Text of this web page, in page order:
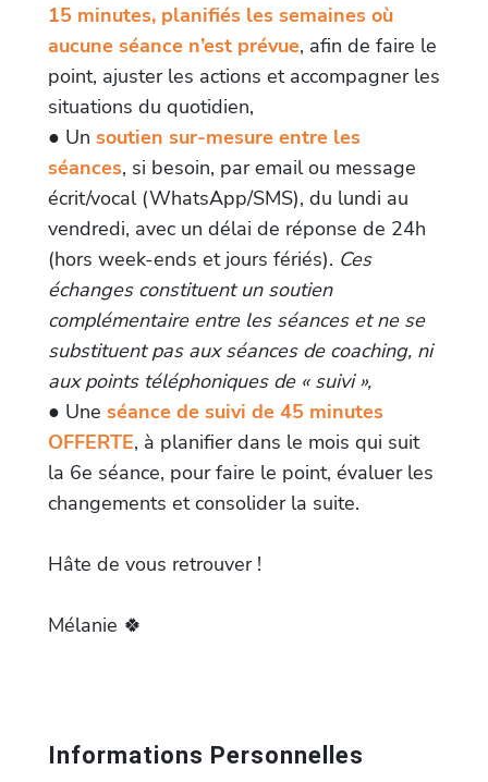
15 minutes, planifiés les semaines où
aucune séance n’est prévue, afin de faire le
point, ajuster les actions et accompagner les
situations du quotidien,
● Un soutien sur-mesure entre les
séances, si besoin, par email ou message
écrit/vocal (WhatsApp/SMS), du lundi au
vendredi, avec un délai de réponse de 24h
(hors week-ends et jours fériés). Ces
échanges constituent un soutien
complémentaire entre les séances et ne se
substituent pas aux séances de coaching, ni
aux points téléphoniques de « suivi »,
● Une séance de suivi de 45 minutes
OFFERTE, à planifier dans le mois qui suit
la 6e séance, pour faire le point, évaluer les
changements et consolider la suite.
Hâte de vous retrouver !
Mélanie 🍀
Informations Personnelles